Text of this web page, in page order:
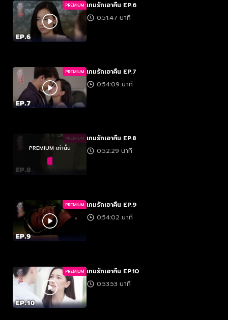
PREMIUM เกมรักเอาคืน EP.6
0:51:47 นาที
PREMIUM เกมรักเอาคืน EP.7
0:54:09 นาที
PREMIUM
PREMIUM เท่านั้น
เกมรักเอาคืน EP.8
0:52:29 นาที
PREMIUM เกมรักเอาคืน EP.9
0:54:02 นาที
PREMIUM เกมรักเอาคืน EP.10
0:53:53 นาที